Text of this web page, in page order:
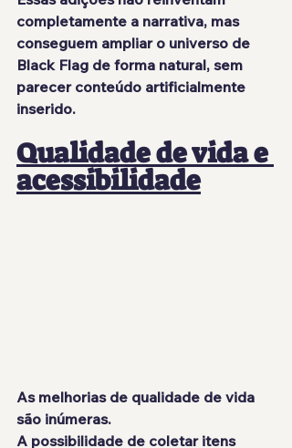
completamente a narrativa, mas
conseguem ampliar o universo de
Black Flag de forma natural, sem
parecer conteúdo artificialmente
inserido.
Qualidade de vida e
acessibilidade
As melhorias de qualidade de vida
são inúmeras.
A possibilidade de coletar itens